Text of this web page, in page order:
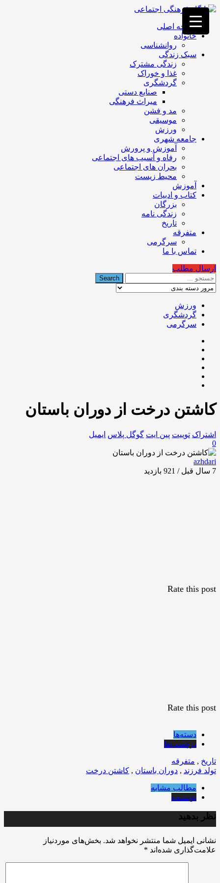
فصد
خون
غرب
تهران
خشکشویی
تصفیه
تهران
صفحه اصلی
خانواده
روانشناسی
سبک زندگی
زندگی مشترک
غذا و خوراک
گردشگری
صنایع دستی
میراث فرهنگی
مد و فشن
موسیقی
ورزش
جامعه شهری
آموزش و پرورش
رفاه و آسیب های اجتماعی
بحران های اجتماعی
محیط زیست
آموزش
کتاب و ادبیات
بزرگان
زندگی نامه
تاریخ
متفرقه
سرگرمی
تماس با ما
ارسال مطلب
ورزش
گردشگری
سرگرمی
کاشتن درخت از دوران باستان
اشتراک توییت پین ایت گوگل‌ پلاس ایمیل
0
azhdari
7 سال قبل / 921
بازدید
Rate this post
Rate this post
دسته‌ها
برچسب‌ها
تاریخ , متفرقه
تولد فرزند , دوران باستان , کاشتن درخت
مطالب مشابه
نویسنده
نظر بدهید
نشانی ایمیل شما منتشر نخواهد شد. بخش‌های موردنیاز
علامت‌گذاری شده‌اند *